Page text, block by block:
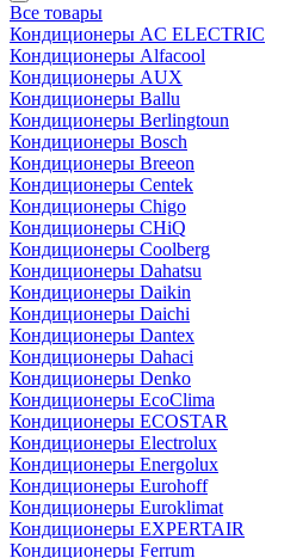
Все товары
Кондиционеры AC ELECTRIC
Кондиционеры Alfacool
Кондиционеры AUX
Кондиционеры Ballu
Кондиционеры Berlingtoun
Кондиционеры Bosch
Кондиционеры Breeon
Кондиционеры Centek
Кондиционеры Chigo
Кондиционеры CHiQ
Кондиционеры Coolberg
Кондиционеры Dahatsu
Кондиционеры Daikin
Кондиционеры Daichi
Кондиционеры Dantex
Кондиционеры Dahaci
Кондиционеры Denko
Кондиционеры EcoClima
Кондиционеры ECOSTAR
Кондиционеры Electrolux
Кондиционеры Energolux
Кондиционеры Eurohoff
Кондиционеры Euroklimat
Кондиционеры EXPERTAIR
Кондиционеры Ferrum